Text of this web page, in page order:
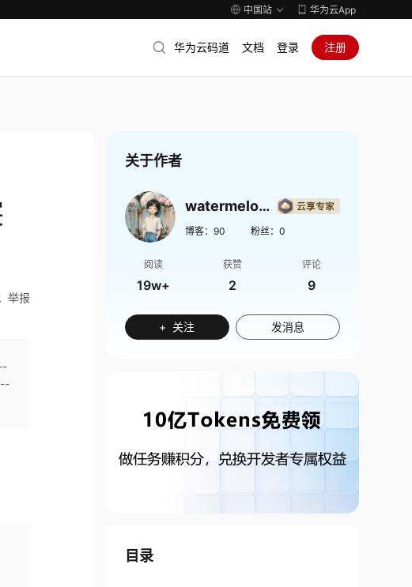
中国站 华为云App
华为云码道 文档 登录 注册
举报
关于作者
watermelo37
博客： 90 粉丝： 0
阅读
19w+
获赞
2
评论
9
+ 关注 发消息
目录